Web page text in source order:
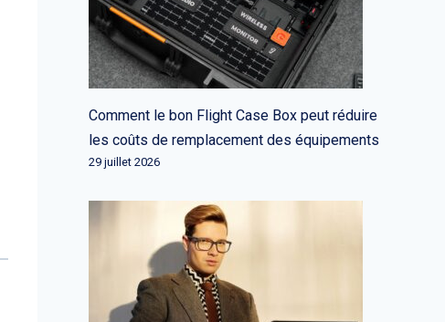
Comment le bon Flight Case Box peut réduire
les coûts de remplacement des équipements
29 juillet 2026